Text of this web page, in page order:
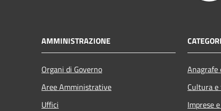
AMMINISTRAZIONE
Organi di Governo
Aree Amministrative
Uffici
Cultura
Imprese